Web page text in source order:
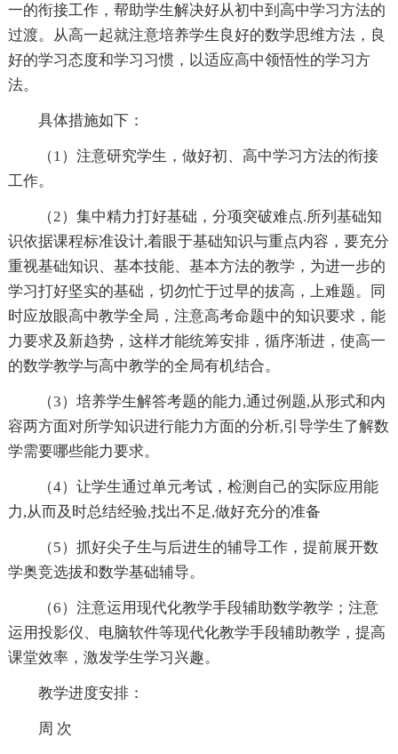
一的衔接工作，帮助学生解决好从初中到高中学习方法的
过渡。从高一起就注意培养学生良好的数学思维方法，良
好的学习态度和学习习惯，以适应高中领悟性的学习方
法。
具体措施如下：
（1）注意研究学生，做好初、高中学习方法的衔接
工作。
（2）集中精力打好基础，分项突破难点.所列基础知
识依据课程标准设计,着眼于基础知识与重点内容，要充分
重视基础知识、基本技能、基本方法的教学，为进一步的
学习打好坚实的基础，切勿忙于过早的拔高，上难题。同
时应放眼高中教学全局，注意高考命题中的知识要求，能
力要求及新趋势，这样才能统筹安排，循序渐进，使高一
的数学教学与高中教学的全局有机结合。
（3）培养学生解答考题的能力,通过例题,从形式和内
容两方面对所学知识进行能力方面的分析,引导学生了解数
学需要哪些能力要求。
（4）让学生通过单元考试，检测自己的实际应用能
力,从而及时总结经验,找出不足,做好充分的准备
（5）抓好尖子生与后进生的辅导工作，提前展开数
学奥竞选拔和数学基础辅导。
（6）注意运用现代化教学手段辅助数学教学；注意
运用投影仪、电脑软件等现代化教学手段辅助教学，提高
课堂效率，激发学生学习兴趣。
教学进度安排：
周 次